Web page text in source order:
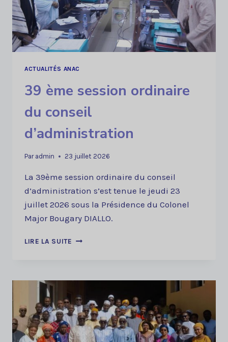
ACTUALITÉS ANAC
39 ème session ordinaire
du conseil
d’administration
Par admin 23 juillet 2026
La 39ème session ordinaire du conseil
d’administration s’est tenue le jeudi 23
juillet 2026 sous la Présidence du Colonel
Major Bougary DIALLO.
LIRE LA SUITE 39
DU
D’ADMINISTRATION